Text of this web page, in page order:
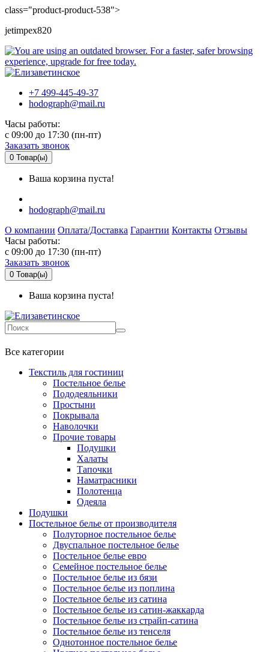
class="product-product-538">
jetimpex820
+7 499-445-49-37
hodograph@mail.ru
Часы работы:
c 09:00 до 17:30 (пн-пт)
Заказать звонок
0 Товар(ы)
Ваша корзина пуста!
hodograph@mail.ru
О компании Оплата/Доставка Гарантии Контакты Отзывы
Часы работы:
c 09:00 до 17:30 (пн-пт)
Заказать звонок
0 Товар(ы)
Ваша корзина пуста!
Все категории
Текстиль для гостиниц
Постельное белье
Пододеяльники
Простыни
Покрывала
Наволочки
Прочие товары
Подушки
Халаты
Тапочки
Наматрасники
Полотенца
Одеяла
Подушки
Постельное белье от производителя
Полуторное постельное белье
Двуспальное постельное белье
Постельное белье евро
Семейное постельное белье
Постельное белье из бязи
Постельное белье из поплина
Постельное белье из сатина
Постельное белье из сатин-жаккарда
Постельное белье из страйп-сатина
Постельное белье из тенселя
Однотонное постельное белье